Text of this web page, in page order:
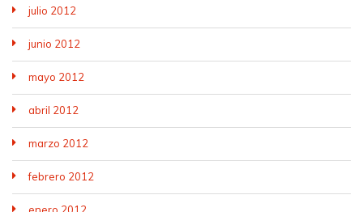
julio 2012
junio 2012
mayo 2012
abril 2012
marzo 2012
febrero 2012